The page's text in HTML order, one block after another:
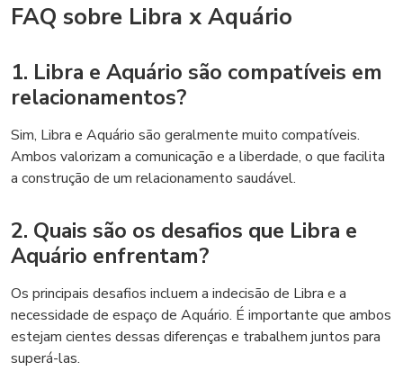
FAQ sobre Libra x Aquário
1. Libra e Aquário são compatíveis em
relacionamentos?
Sim, Libra e Aquário são geralmente muito compatíveis.
Ambos valorizam a comunicação e a liberdade, o que facilita
a construção de um relacionamento saudável.
2. Quais são os desafios que Libra e
Aquário enfrentam?
Os principais desafios incluem a indecisão de Libra e a
necessidade de espaço de Aquário. É importante que ambos
estejam cientes dessas diferenças e trabalhem juntos para
superá-las.